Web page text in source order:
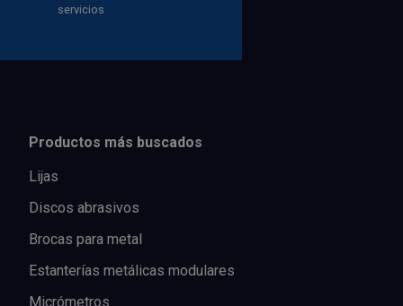
servicios
Productos más buscados
Lijas
Discos abrasivos
Brocas para metal
Estanterías metálicas modulares
Micrómetros